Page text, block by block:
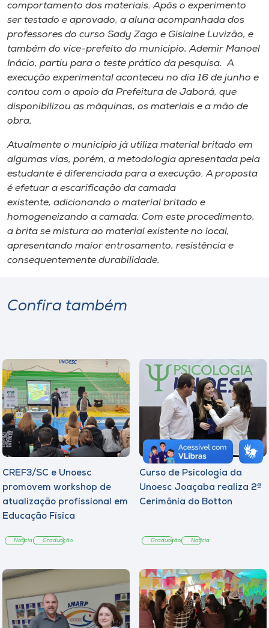
comportamento dos materiais. Após o experimento
ser testado e aprovado, a aluna acompanhada dos
professores do curso Sady Zago e Gislaine Luvizão, e
também do vice-prefeito do município, Ademir Manoel
Inácio, partiu para o teste prático da pesquisa. A
execução experimental aconteceu no dia 16 de junho e
contou com o apoio da Prefeitura de Jaborá, que
disponibilizou as máquinas, os materiais e a mão de
obra.
Atualmente o município já utiliza material britado em
algumas vias, porém, a metodologia apresentada pela
estudante é diferenciada para a execução. A proposta
é efetuar a escarificação da camada
existente, adicionando o material britado e
homogeneizando a camada. Com este procedimento,
a brita se mistura ao material existente no local,
apresentando maior entrosamento, resistência e
consequentemente durabilidade.
Confira também
CREF3/SC e Unoesc
promovem workshop de
atualização profissional em
Educação Física
Notícia Graduação
Curso de Psicologia da
Unoesc Joaçaba realiza 2ª
Cerimônia do Botton
Graduação Notícia